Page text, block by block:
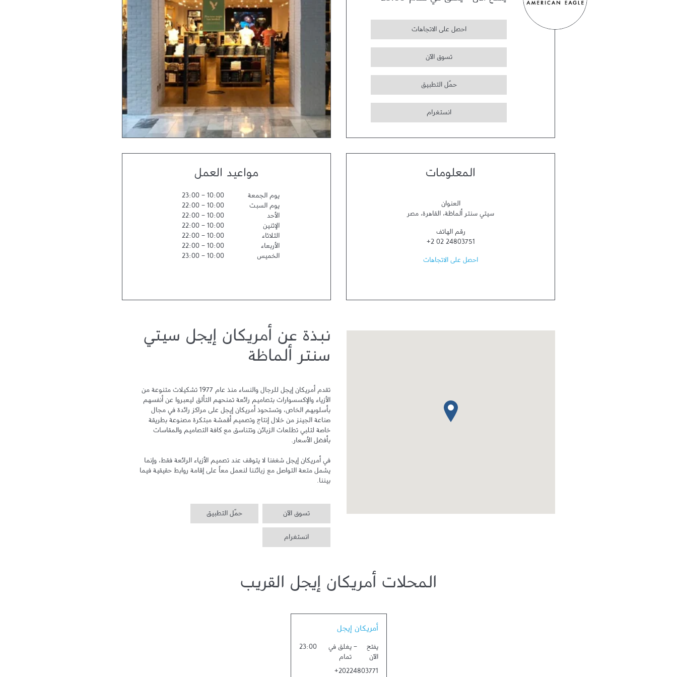
احصل على الاتجاهات
تسوق الآن
حمّل التطبيق
انستغرام
المعلومات
العنوان
سيتي سنتر ألماظة، القاهرة، مصر
رقم الهاتف
+2 02 24803751
احصل على الاتجاهات
مواعيد العمل
يوم الجمعة 10:00
-
23:00
يوم السبت
10:00
-
22:00
الأحد
10:00
-
22:00
الإثنين
10:00
-
22:00
الثلاثاء
10:00
-
22:00
الأربعاء
10:00
-
22:00
الخميس
10:00
-
23:00
نبذة عن أمريكان إيجل سيتي
سنتر ألماظة
بيننا.
تسوق الآن حمّل التطبيق
انستغرام
المحلات أمريكان إيجل القريب
أمريكان إيجل
يفتح
الآن
- يغلق في
تمام
23:00
+20224803771